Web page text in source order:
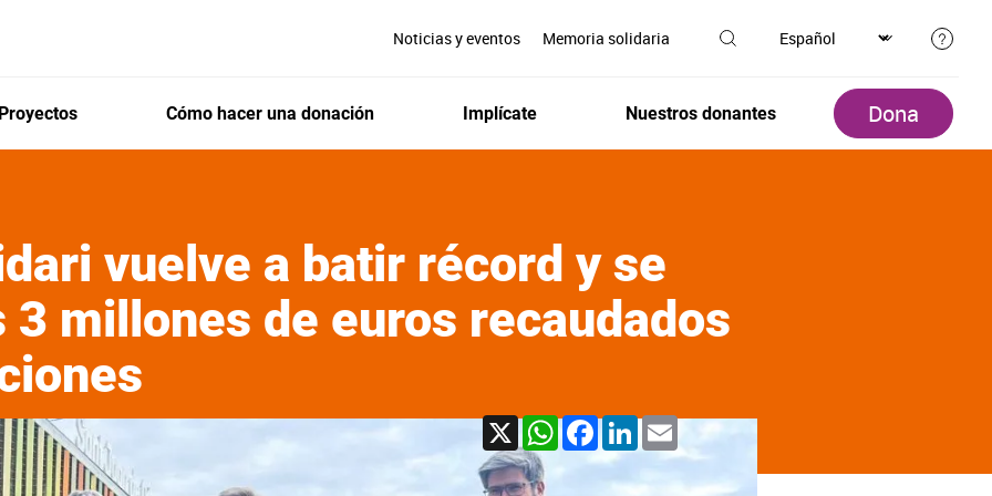
Noticias y eventos Memoria solidaria
Proyectos Cómo hacer una donación Implícate Nuestros donantes Dona
vuelve a batir récord y se
3 millones de euros recaudados
X WhatsApp
Facebook
LinkedIn
Email